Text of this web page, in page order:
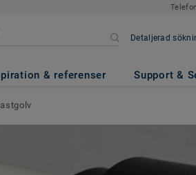
Detaljerad
& referenser Support &